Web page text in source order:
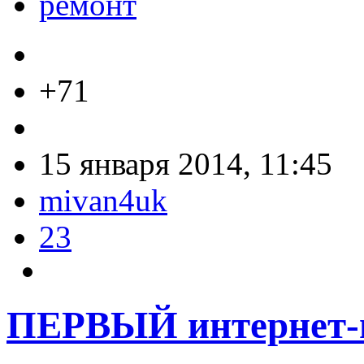
+71
15 января 2014, 11:45
mivan4uk
23
ПЕРВЫЙ интернет-